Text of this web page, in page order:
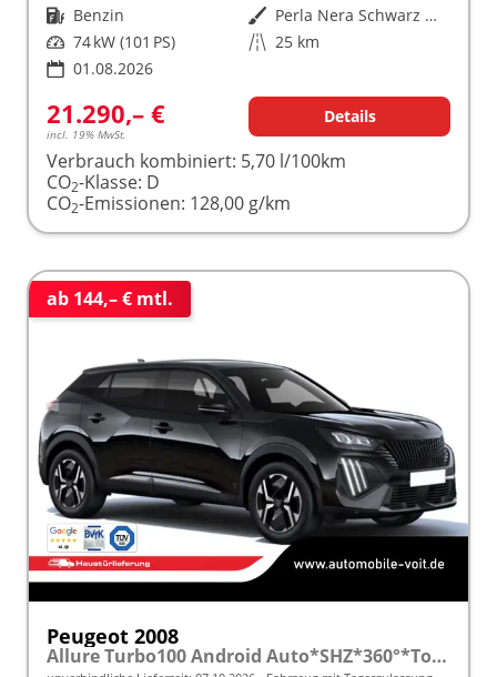
Kraftstoff Benzin Außenfarbe
Perla Nera Schwarz Metallic
Leistung 74 kW (101 PS) Kilometerstand 25 km
01.08.2026
21.290,– €
incl. 19% MwSt.
Details
Verbrauch kombiniert: 5,70 l/100km
CO2-Klasse: D
CO2-Emissionen: 128,00 g/km
ab 144,– € mtl.
Peugeot 2008
Allure Turbo100 Android Auto*SHZ*360°*Totwinkel*Klimaauto